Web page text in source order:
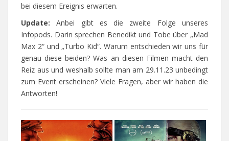
bei diesem Ereignis erwarten.
Update: Anbei gibt es die zweite Folge unseres
Infopods. Darin sprechen Benedikt und Tobe über „Mad
Max 2“ und „Turbo Kid“. Warum entschieden wir uns für
genau diese beiden? Was an diesen Filmen macht den
Reiz aus und weshalb sollte man am 29.11.23 unbedingt
zum Event erscheinen? Viele Fragen, aber wir haben die
Antworten!